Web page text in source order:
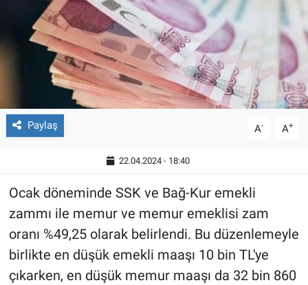
Paylaş A- A+
22.04.2024 - 18:40
Ocak döneminde SSK ve Bağ-Kur emekli
zammı ile memur ve memur emeklisi zam
oranı %49,25 olarak belirlendi. Bu düzenlemeyle
birlikte en düşük emekli maaşı 10 bin TL'ye
çıkarken, en düşük memur maaşı da 32 bin 860